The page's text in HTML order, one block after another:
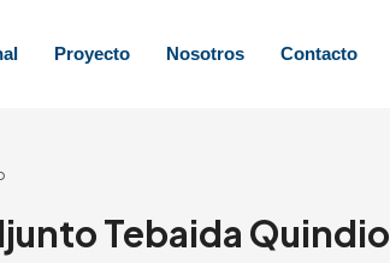
Proyecto Nosotros Contacto
Tebaida Quindio